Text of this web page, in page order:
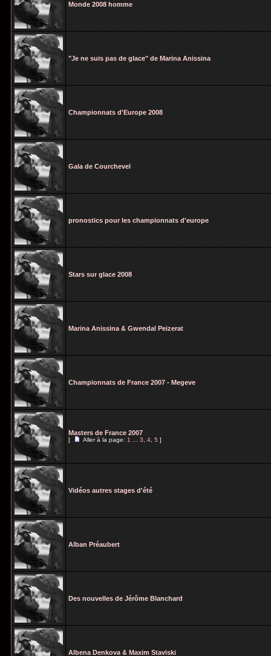
Monde 2008 homme
"Je ne suis pas de glace" de Marina Anissina
Championnats d'Europe 2008
Gala de Courchevel
pronostics pour les championnats d'europe
Stars sur glace 2008
Marina Anissina & Gwendal Peizerat
Championnats de France 2007 - Megeve
Masters de France 2007
[ Aller à la page:1...3,4,5]
Vidéos autres stages d'été
Alban Préaubert
Des nouvelles de Jérôme Blanchard
Albena Denkova & Maxim Staviski